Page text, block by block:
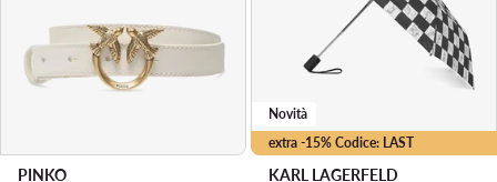
PINKO
extra -15% Codice: LAST
Novità
KARL LAGERFELD